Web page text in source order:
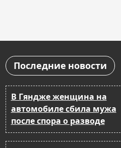
Последние новости
В Гяндже женщина на
автомобиле сбила мужа
после спора о разводе